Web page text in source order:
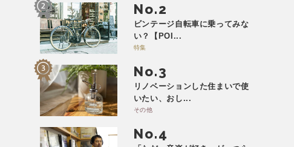
No.
ビンテージ自転車に乗ってみな
い？【POI...
特集
No.
リノベーションした住まいで使
いたい、おし...
その他
No.